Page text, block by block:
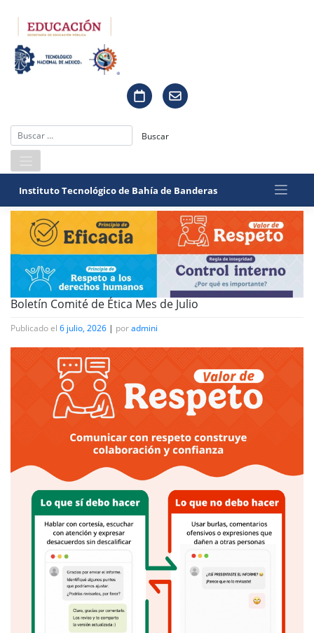
contenido
Instituto Tecnológico de Bahía de Banderas
Boletín Comité de Ética Mes de Julio
Publicado el 6 julio, 2026 | poradmini